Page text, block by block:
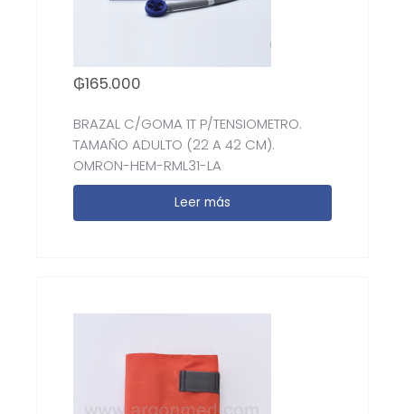
₲165.000
BRAZAL C/GOMA 1T P/TENSIOMETRO.
TAMAÑO ADULTO (22 A 42 CM).
OMRON-HEM-RML31-LA
Leer más